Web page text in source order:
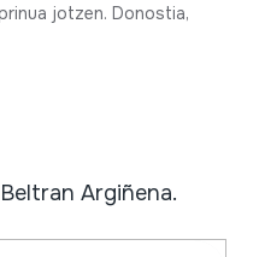
jotzen. Donostia,
Argiñena.